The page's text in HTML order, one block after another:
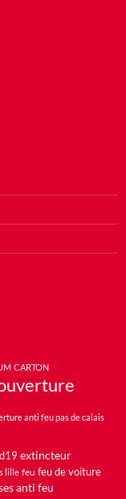
CARTON
anti feu pas de calais
extincteur
lille feu feu de voiture
anti feu